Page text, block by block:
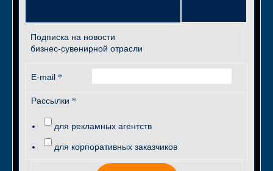
Подписка на новости
бизнес-сувенирной отрасли
E-mail *
Рассылки *
для рекламных агентств
для корпоративных заказчиков